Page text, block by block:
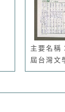
主要名稱
屆台灣文